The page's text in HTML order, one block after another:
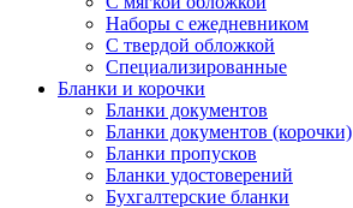
Наборы с ежедневником
С твердой обложкой
Специализированные
Бланки и корочки
Бланки документов
Бланки документов (корочки)
Бланки пропусков
Бланки удостоверений
Бухгалтерские бланки